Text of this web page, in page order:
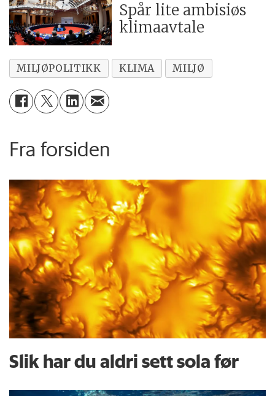
Spår lite ambisiøs
klimaavtale
MILJØPOLITIKK KLIMA MILJØ
Fra forsiden
Slik har du aldri sett sola før